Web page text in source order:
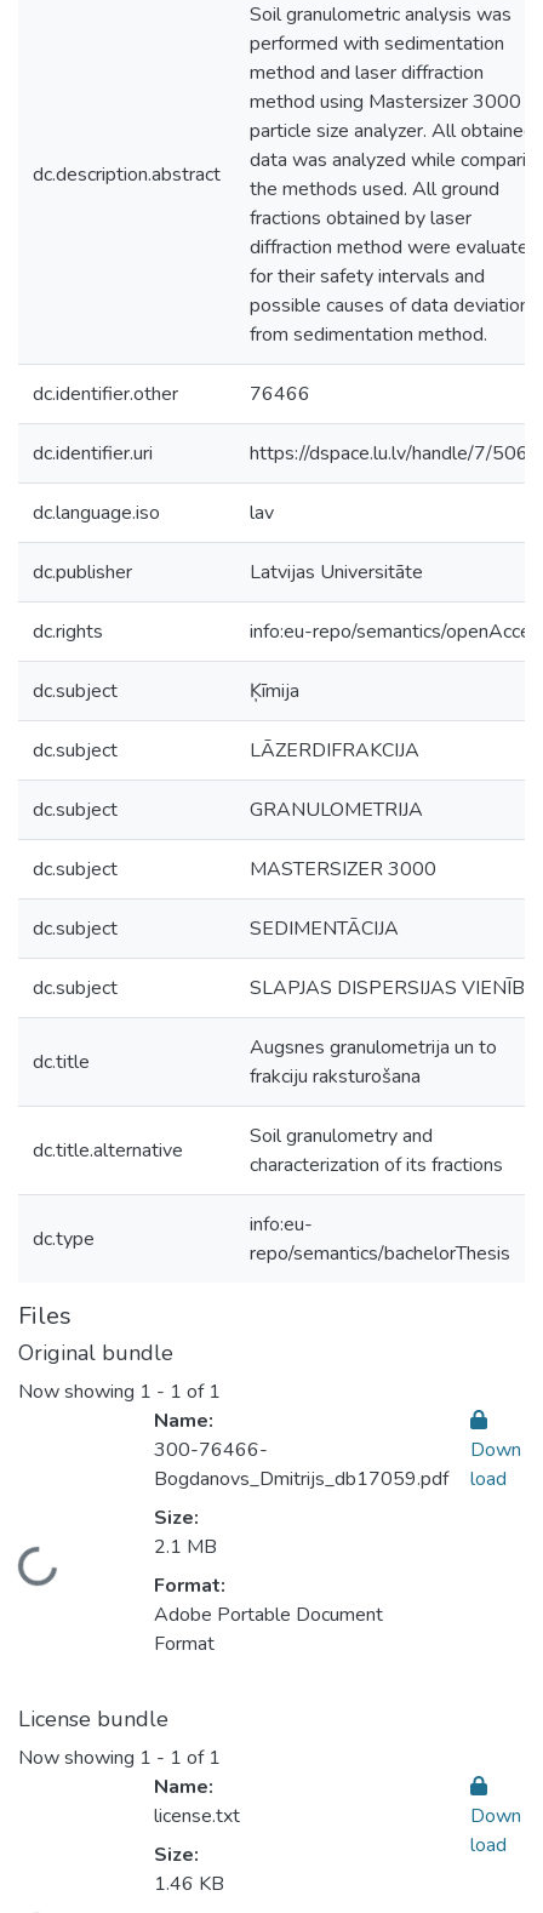
dc.description.abstract
Soil granulometric analysis was
performed with sedimentation
method and laser diffraction
method using Mastersizer 3000
particle size analyzer. All obtained
data was analyzed while
the methods used. All ground
fractions obtained by laser
diffraction method were evaluated
for their safety intervals and
possible causes of data deviation
from sedimentation method.
dc.identifier.other 76466
dc.identifier.uri https://dspace.lu.lv/handle/7/
dc.language.iso lav
dc.publisher Latvijas Universitāte
dc.rights info:eu-repo/semantics/
dc.subject Ķīmija
dc.subject LĀZERDIFRAKCIJA
dc.subject GRANULOMETRIJA
dc.subject MASTERSIZER 3000
dc.subject SEDIMENTĀCIJA
dc.subject SLAPJAS DISPERSIJAS VIENĪBA
dc.title
Augsnes granulometrija un to
frakciju raksturošana
dc.title.alternative
Soil granulometry and
characterization of its fractions
dc.type
info:eu-
repo/semantics/bachelorThesis
Files
Original bundle
Now showing 1 - 1 of 1
Loading...
Name:
300-76466-
Bogdanovs_Dmitrijs_db17059.pdf
Size:
2.1 MB
Format:
Adobe Portable Document
Format
Down
load
License bundle
Now showing 1 - 1 of 1
Name:
license.txt
Size:
1.46 KB
Down
load